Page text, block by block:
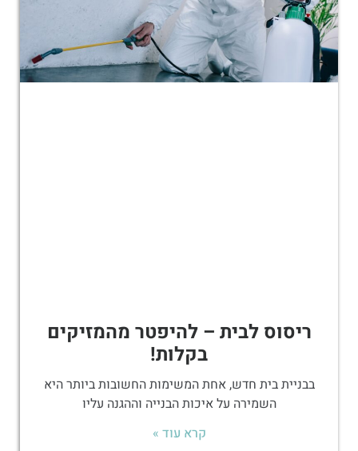
ריסוס לבית – להיפטר מהמזיקים
בקלות!
בבניית בית חדש, אחת המשימות החשובות ביותר היא
השמירה על איכות הבנייה וההגנה עליו
קרא עוד »